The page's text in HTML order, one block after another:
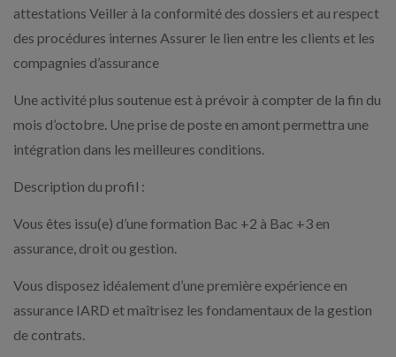
attestations Veiller à la conformité des dossiers et au respect
des procédures internes Assurer le lien entre les clients et les
compagnies d’assurance
Une activité plus soutenue est à prévoir à compter de la fin du
mois d’octobre. Une prise de poste en amont permettra une
intégration dans les meilleures conditions.
Description du profil :
Vous êtes issu(e) d’une formation Bac +2 à Bac +3 en
assurance, droit ou gestion.
Vous disposez idéalement d’une première expérience en
assurance IARD et maîtrisez les fondamentaux de la gestion
de contrats.